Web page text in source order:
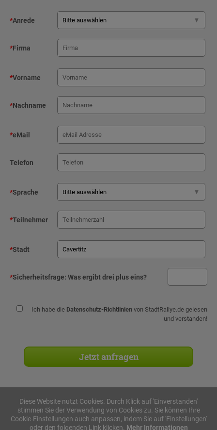
*Anrede
*Firma
*Vorname
*Nachname
*eMail
Telefon
*Sprache
*Teilnehmer
*Stadt
*Sicherheitsfrage: Was ergibt drei plus eins?
Ich habe die Datenschutz-Richtlinien von StadtRallye.de gelesen
und verstanden!
Stadtrallyes
iPad Rallye
Diese Website nutzt Cookies. Durch Klick auf 'Einverstanden'
stimmen Sie der Verwendung von Cookies zu. Sie können Ihre
Cookie-Einstellungen auch anpassen, indem Sie auf 'Einstellungen'
oder den folgenden Link klicken. Mehr Informationen